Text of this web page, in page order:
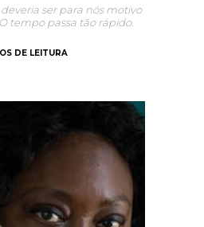
ser para nós motivo
tempo passa tão rápido.
DE LEITURA